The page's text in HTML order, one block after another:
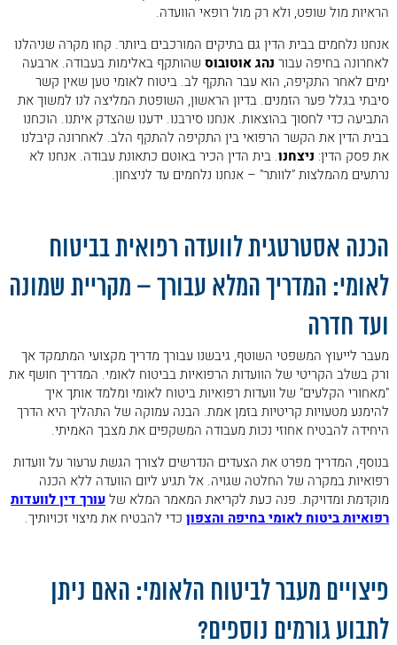
הראיות מול שופט, ולא רק מול רופאי הוועדה.
אנחנו נלחמים בבית הדין גם בתיקים המורכבים ביותר. קחו מקרה שניהלנו
לאחרונה בחיפה עבור נהג אוטובוסשהותקף באלימות בעבודה. ארבעה
ימים לאחר התקיפה, הוא עבר התקף לב. ביטוח לאומי טען שאין קשר
סיבתי בגלל פער הזמנים. בדיון הראשון, השופטת המליצה לנו למשוך את
התביעה כדי לחסוך בהוצאות. אנחנו סירבנו. ידענו שהצדק איתנו. הוכחנו
בבית הדין את הקשר הרפואי בין התקיפה להתקף הלב. לאחרונה קיבלנו
את פסק הדין: ניצחנו. בית הדין הכיר באוטם כתאונת עבודה. אנחנו לא
נרתעים מהמלצות "לוותר" – אנחנו נלחמים עד לניצחון.
הכנה אסטרטגית לוועדה רפואית בביטוח
לאומי: המדריך המלא עבורך – מקריית שמונה
ועד חדרה
מעבר לייעוץ המשפטי השוטף, גיבשנו עבורך מדריך מקצועי המתמקד אך
ורק בשלב הקריטי של הוועדות הרפואיות בביטוח לאומי. המדריך חושף את
"מאחורי הקלעים" של וועדות רפואיות ביטוח לאומי ומלמד אותך איך
להימנע מטעויות קריטיות בזמן אמת. הבנה עמוקה של התהליך היא הדרך
היחידה להבטיח אחוזי נכות מעבודה המשקפים את מצבך האמיתי.
בנוסף, המדריך מפרט את הצעדים הנדרשים לצורך הגשת ערעור על וועדות
רפואיות במקרה של החלטה שגויה. אל תגיע ליום הוועדה ללא הכנה
מוקדמת ומדויקת. פנה כעת לקריאת המאמר המלא שלעורך דין לוועדות
רפואיות ביטוח לאומי בחיפה והצפוןכדי להבטיח את מיצוי זכויותיך.
פיצויים מעבר לביטוח הלאומי: האם ניתן
לתבוע גורמים נוספים?